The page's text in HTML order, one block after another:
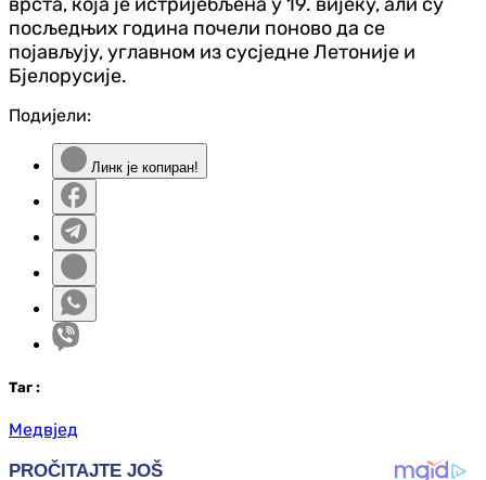
посљедњих година почели поново да се
појављују, углавном из сусједне Летоније и
Бјелорусије.
Подијели:
Линк је копиран!
Таг :
Медвјед